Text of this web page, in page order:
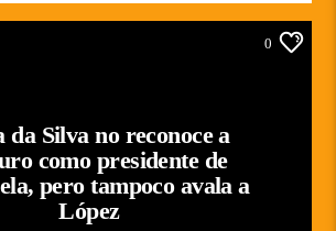
0
da Silva no reconoce a
como presidente de
pero tampoco avala a
López